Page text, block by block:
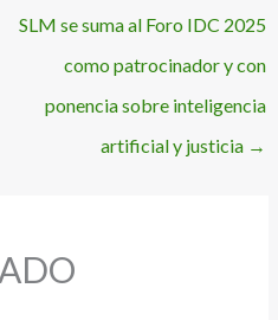
SLM se suma al Foro IDC 2025
como patrocinador y con
ponencia sobre inteligencia
artificial y justicia →